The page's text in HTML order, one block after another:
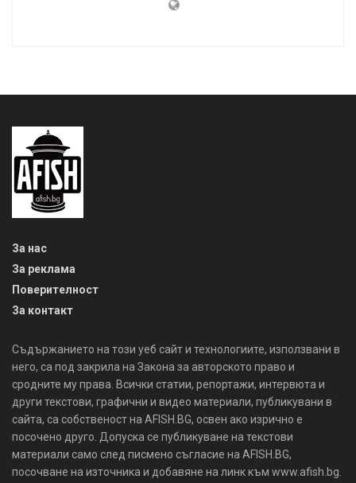
За нас
За реклама
Поверителност
За контакт
Съдържанието на този уеб сайт и технологиите, използвани в
него, са под закрила на Закона за авторското право и
сродните му права. Всички статии, репортажи, интервюта и
други текстови, графични и видео материали, публикувани в
сайта, са собственост на AFISH.BG, освен ако изрично е
посочено друго. Допуска се публикуване на текстови
материали само след писмено съгласие на AFISH.BG,
посочване на източника и добавяне на линк към www.afish.bg.